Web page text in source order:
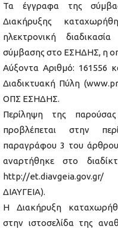
Τα έγγραφα της
Διακήρυξης
ηλεκτρονική
σύμβασης στο ΕΣΗΔΗΣ, η
Αύξοντα Αριθμό: 161556
Διαδικτυακή Πύλη
ΟΠΣ ΕΣΗΔΗΣ.
Περίληψη της
προβλέπεται στην
παραγράφου 3 του
αναρτήθηκε στο
http://
ΔΙΑΥΓΕΙΑ).
Η Διακήρυξη
στην ιστοσελίδα της